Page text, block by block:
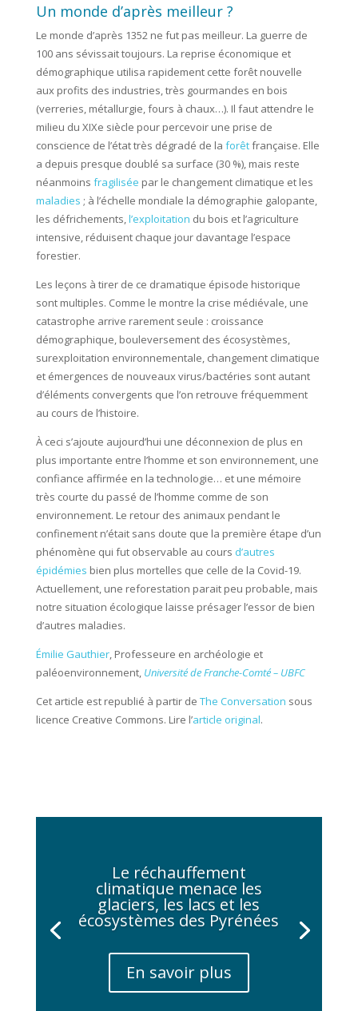
Un monde d’après meilleur ?
Le monde d’après 1352 ne fut pas meilleur. La guerre de
100 ans sévissait toujours. La reprise économique et
démographique utilisa rapidement cette forêt nouvelle
aux profits des industries, très gourmandes en bois
(verreries, métallurgie, fours à chaux…). Il faut attendre le
milieu du XIXe siècle pour percevoir une prise de
conscience de l’état très dégradé de la forêtfrançaise. Elle
a depuis presque doublé sa surface (30 %), mais reste
néanmoins fragilisée par le changement climatique et les
maladies ; à l’échelle mondiale la démographie galopante,
les défrichements,l’exploitation du bois et l’agriculture
intensive, réduisent chaque jour davantage l’espace
forestier.
Les leçons à tirer de ce dramatique épisode historique
sont multiples. Comme le montre la crise médiévale, une
catastrophe arrive rarement seule : croissance
démographique, bouleversement des écosystèmes,
surexploitation environnementale, changement climatique
et émergences de nouveaux virus/bactéries sont autant
d’éléments convergents que l’on retrouve fréquemment
au cours de l’histoire.
À ceci s’ajoute aujourd’hui une déconnexion de plus en
plus importante entre l’homme et son environnement, une
confiance affirmée en la technologie… et une mémoire
très courte du passé de l’homme comme de son
environnement. Le retour des animaux pendant le
confinement n’était sans doute que la première étape d’un
phénomène qui fut observable au cours d’autres
épidémies bien plus mortelles que celle de la Covid-19.
Actuellement, une reforestation parait peu probable, mais
notre situation écologique laisse présager l’essor de bien
d’autres maladies.
Émilie Gauthier, Professeure en archéologie et
paléoenvironnement, Université de Franche-Comté – UBFC
Cet article est republié à partir de The Conversation sous
licence Creative Commons. Lire l’article original.
Le réchauffement
climatique menace les
glaciers, les lacs et les
écosystèmes des Pyrénées
En savoir plus